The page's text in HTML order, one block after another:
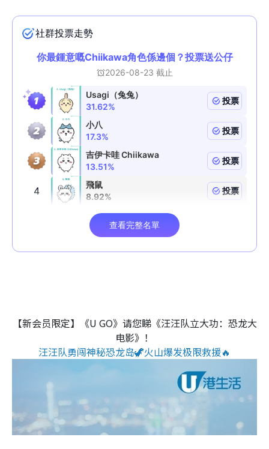
【新会员限定】《U GO》请您睇《汪汪队立大功：恐龙大
电影》！
汪汪队勇闯神秘恐龙岛🦖火山爆发极限救援🔥